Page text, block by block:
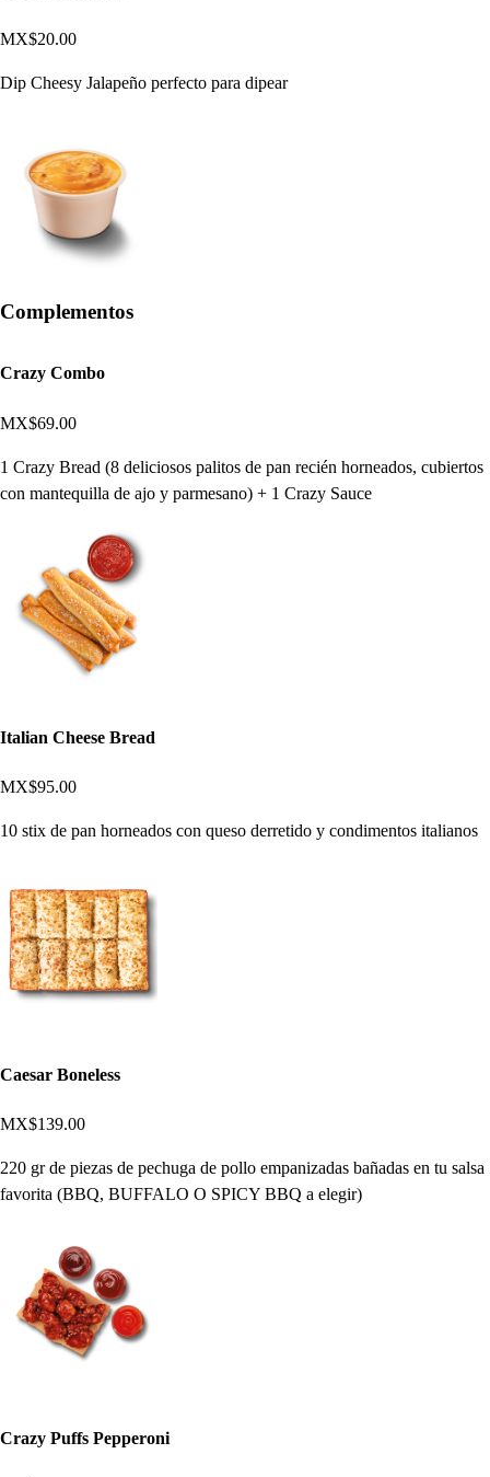
MX$20.00
Dip Cheesy Jalapeño perfecto para dipear
Complementos
Crazy Combo
MX$69.00
1 Crazy Bread (8 deliciosos palitos de pan recién horneados, cubiertos
con mantequilla de ajo y parmesano) + 1 Crazy Sauce
Italian Cheese Bread
MX$95.00
10 stix de pan horneados con queso derretido y condimentos italianos
Caesar Boneless
MX$139.00
220 gr de piezas de pechuga de pollo empanizadas bañadas en tu salsa
favorita (BBQ, BUFFALO O SPICY BBQ a elegir)
Crazy Puffs Pepperoni